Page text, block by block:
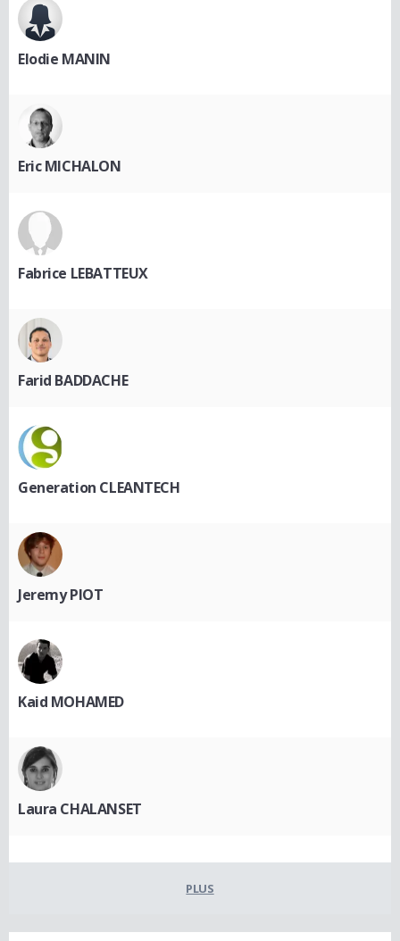
Elodie MANIN
Eric MICHALON
Fabrice LEBATTEUX
Farid BADDACHE
Generation CLEANTECH
Jeremy PIOT
Kaid MOHAMED
Laura CHALANSET
PLUS